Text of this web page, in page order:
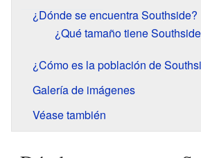
¿Dónde se encuentra Southside?
¿Qué tamaño tiene
¿Cómo es la población de
Galería de imágenes
Véase también